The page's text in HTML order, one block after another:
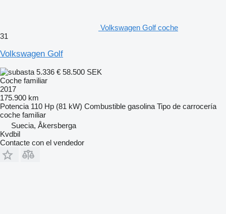
Volkswagen Golf coche
31
Volkswagen Golf
5.336 € 58.500 SEK
Coche familiar
2017
175.900 km
Potencia 110 Hp (81 kW) Combustible gasolina Tipo de carrocería
coche familiar
Suecia, Åkersberga
Kvdbil
Contacte con el vendedor